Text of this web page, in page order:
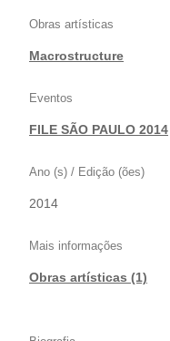
Obras artísticas
Macrostructure
Eventos
FILE SÃO PAULO 2014
Ano (s) / Edição (ões)
2014
Mais informações
Obras artísticas (1)